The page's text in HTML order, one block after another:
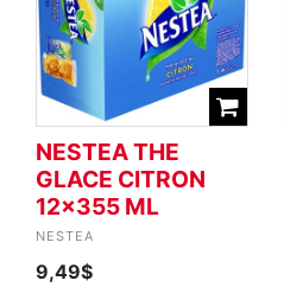
NESTEA THE
GLACE CITRON
12x355 ML
NESTEA
9,49$